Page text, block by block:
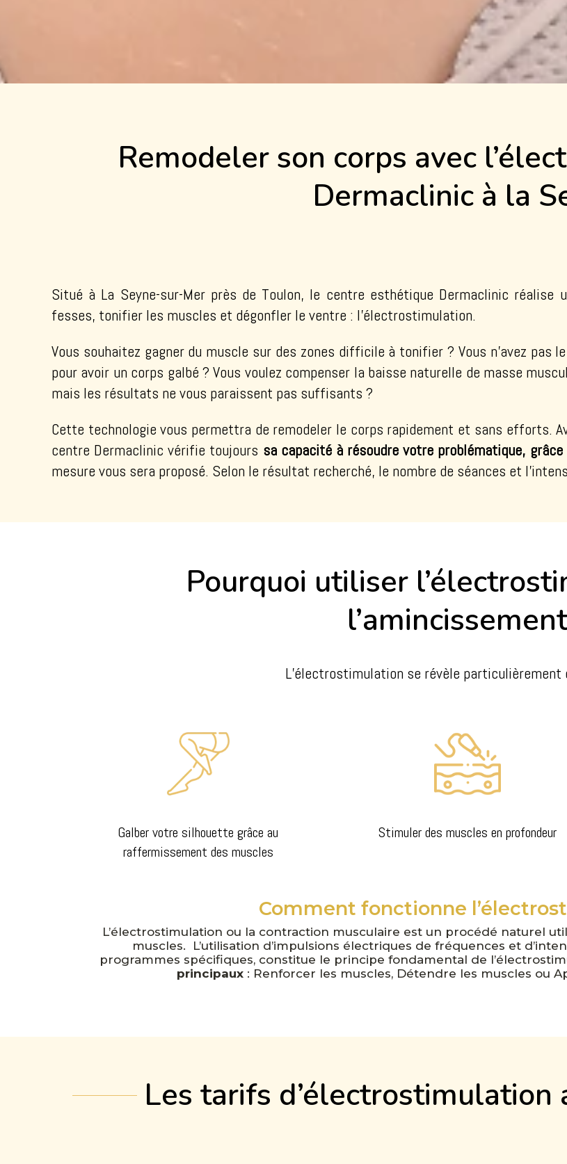
Remodeler son corps avec
Dermaclinic à la
Situé à La Seyne-sur-Mer près de Toulon, le centre esthétique Dermaclinic réalise
fesses, tonifier les muscles et dégonfler le ventre : l’électrostimulation.
Vous souhaitez gagner du muscle sur des zones difficile à tonifier ? Vous n’avez pas
pour avoir un corps galbé ? Vous voulez compenser la baisse naturelle de masse
mais les résultats ne vous paraissent pas suffisants ?
Cette technologie vous permettra de remodeler le corps rapidement et sans efforts.
centre Dermaclinic vérifie toujours sa capacité à résoudre votre problématique,
mesure vous sera proposé. Selon le résultat recherché, le nombre de séances et
Pourquoi utiliser
L’électrostimulation se révèle particulièrement
Galber votre silhouette grâce au
raffermissement des muscles
Stimuler des muscles en profondeur
Comment fonctionne
L’électrostimulation ou la contraction musculaire est un procédé naturel
muscles. L’utilisation d’impulsions électriques de fréquences et
programmes spécifiques, constitue le principe fondamental de
principaux : Renforcer les muscles, Détendre les muscles ou
Les tarifs d’électrostimulation